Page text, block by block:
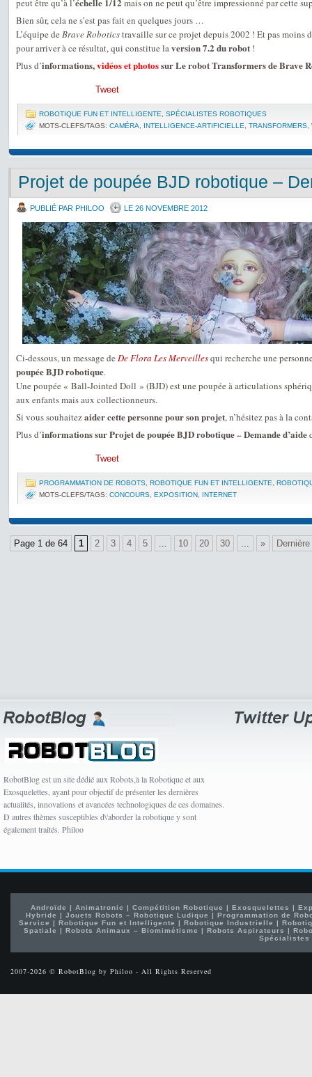
peut être qu’à l’
mais on ne peut qu’être impressionné par cette
Bien sûr, cela ne s’est pas fait en quelques jours …
L’équipe de Brave Roboticstravaille sur ce projet depuis 2002 ! Et pas moins
pour arriver à ce résultat, qui constitue laversion 7.2 du robot !
Plus d’informations,vidéos et photossur Le robot Transformers de Brave
Tweet
ROBOTIQUE FUN ET INTELLIGENTE
SPÉCIALISTES ROBOTIQUES
MOTS-CLEFS/TAGS: CAMÉRA INTELLIGENCE-ARTIFICIELLE TRANSFORMERS
Projet de poupée BJD robotique –
PUBLIÉ PAR PHILOO LE 26 NOVEMBRE 2012
Ci-dessous, un message de De Flora Les Merveillesqui recherche une
poupée BJD robotique.
Une poupée « Ball-Jointed Doll » (BJD) est une poupée à articulations
aux enfants mais aux collectionneurs.
Si vous souhaitezaider cette personne pour son projet, n’hésitez pas à la
Plus d’informations sur Projet de poupée BJD robotique – Demande d’aide
Tweet
PROGRAMMATION DE ROBOTS ROBOTIQUE FUN ET INTELLIGENTE
MOTS-CLEFS/TAGS: CONCOURS EXPOSITION INTERNET
Page 1 de 64 1 2 3 4 5 ... 10 20 30 ... »
RobotBlog est un site dédié aux Robots,à la Robotique et aux
Exosquelettes, ayant pour objectif de présenter les dernières
actualités, innovations et avancées technologiques de ces domaines.
D autres thèmes susceptibles d\'aborder la robotique y sont
également traités. Philoo
Androïde | Animatronic | Compétition Robotique | Exosquelettes |
Hybride |Jouets Robots – Robotique Ludique |Programmation de
Service | Robotique Fun et Intelligente | Robotique Industrielle |
Spatiale | Robots Animaux – Biomimétisme | Robots Aspirateurs |
Spécialistes
2007-2026 © RobotBlog by Philoo - All Rights Reserved